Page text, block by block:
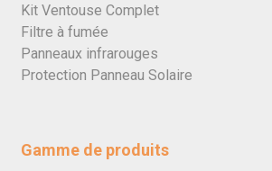
Kit Ventouse Complet
Filtre à fumée
Panneaux infrarouges
Protection Panneau Solaire
Gamme de produits